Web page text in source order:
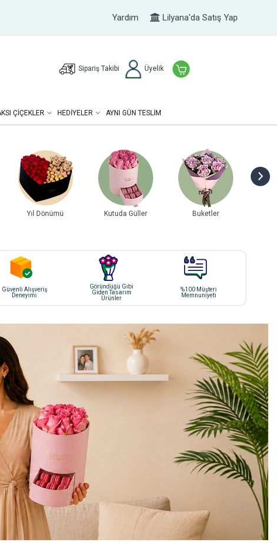
Yardım Lilyana'da Satış Yap
Sipariş Takibi Üyelik
ÇIÇEKLER HEDIYELER AYNI GÜN TESLİM
Yıl Dönümü Kutuda Güller Buketler
Güvenli Alışveriş
Deneyimi
Göründüğü Gibi
Giden Tasarım
Ürünler
%100 Müşteri
Memnuniyeti